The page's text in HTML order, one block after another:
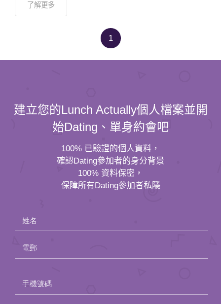
了解更多
1
建立您的Lunch Actually個人檔案並開
始Dating、單身約會吧
100% 已驗證的個人資料，
確認Dating參加者的身分背景
100% 資料保密，
保障所有Dating參加者私隱
姓名
電郵
leave
手機號碼